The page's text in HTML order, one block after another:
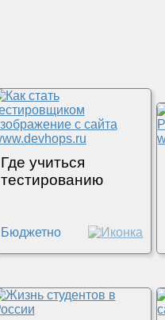
Где учиться
тестированию
Бюджетно